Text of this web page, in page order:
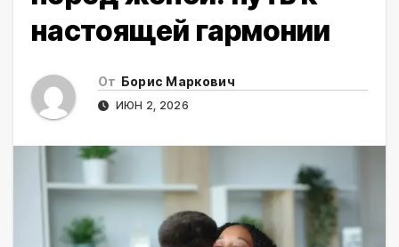
настоящей гармонии
От Борис Маркович
ИЮН 2, 2026